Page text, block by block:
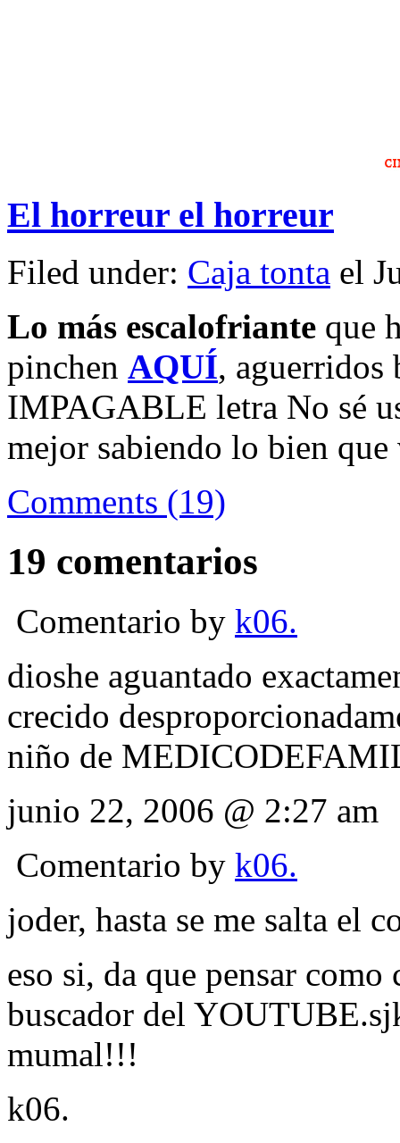
El horreur el horreur
Filed under: Caja tonta el
Lo más escalofriante que
pinchen AQUÍ, aguerridos
IMPAGABLE letra No sé
mejor sabiendo lo bien que
Comments (19)
19 comentarios
Comentario by k06.
dioshe aguantado
crecido
niño de
junio 22, 2006 @ 2:27 am
Comentario by k06.
joder, hasta se me salta el
eso si, da que pensar
buscador del
mumal!!!
k06.